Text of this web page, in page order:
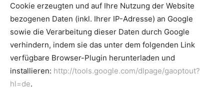
Cookie erzeugten und auf Ihre Nutzung der Website
bezogenen Daten (inkl. Ihrer IP-Adresse) an Google
sowie die Verarbeitung dieser Daten durch Google
verhindern, indem sie das unter dem folgenden Link
verfügbare Browser-Plugin herunterladen und
installieren: http://tools.google.com/dlpage/gaoptout?
hl=de.